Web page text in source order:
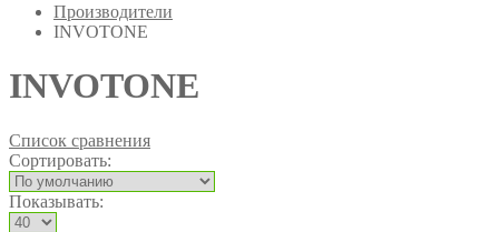
Производители
INVOTONE
INVOTONE
Список сравнения
Сортировать:
Показывать: